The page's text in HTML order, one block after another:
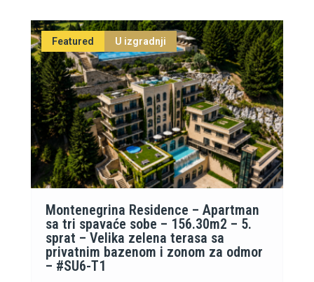
Featured U izgradnji
Montenegrina Residence – Apartman
sa tri spavaće sobe – 156.30m2 – 5.
sprat – Velika zelena terasa sa
privatnim bazenom i zonom za odmor
– #SU6-T1